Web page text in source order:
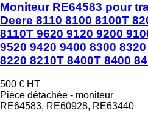
Moniteur RE64583 pour
Deere 8110 8100 8100T
8110T 9620 9120 9200
9520 9420 9400 8300
8220 8210T 8400T 8400
500 € HT
Pièce détachée - moniteur
RE64583, RE60928, RE63440